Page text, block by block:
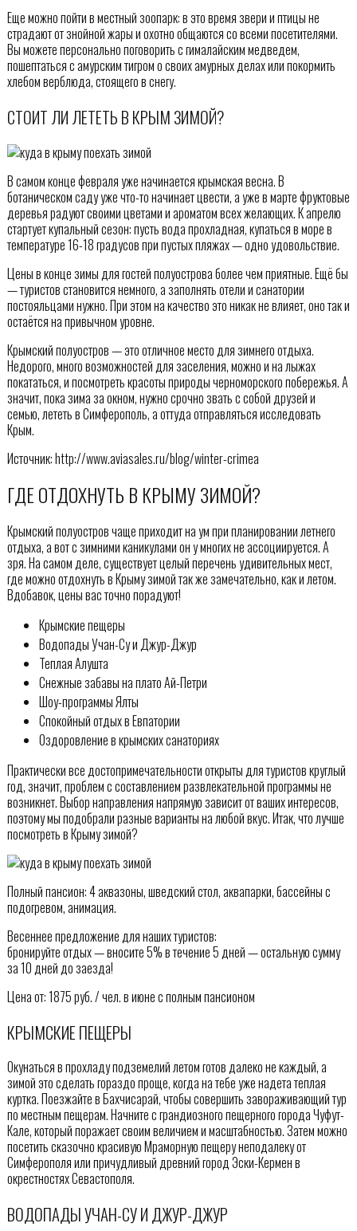
Еще можно пойти в местный зоопарк: в это время звери и птицы не
страдают от знойной жары и охотно общаются со всеми посетителями.
Вы можете персонально поговорить с гималайским медведем,
пошептаться с амурским тигром о своих амурных делах или покормить
хлебом верблюда, стоящего в снегу.
СТОИТ ЛИ ЛЕТЕТЬ В КРЫМ ЗИМОЙ?
В самом конце февраля уже начинается крымская весна. В
ботаническом саду уже что-то начинает цвести, а уже в марте фруктовые
деревья радуют своими цветами и ароматом всех желающих. К апрелю
стартует купальный сезон: пусть вода прохладная, купаться в море в
температуре 16-18 градусов при пустых пляжах — одно удовольствие.
Цены в конце зимы для гостей полуострова более чем приятные. Ещё бы
— туристов становится немного, а заполнять отели и санатории
постояльцами нужно. При этом на качество это никак не влияет, оно так и
остаётся на привычном уровне.
Крымский полуостров — это отличное место для зимнего отдыха.
Недорого, много возможностей для заселения, можно и на лыжах
покататься, и посмотреть красоты природы черноморского побережья. А
значит, пока зима за окном, нужно срочно звать с собой друзей и
семью, лететь в Симферополь, а оттуда отправляться исследовать
Крым.
Источник: http://www.aviasales.ru/blog/winter-crimea
ГДЕ ОТДОХНУТЬ В КРЫМУ ЗИМОЙ?
Крымский полуостров чаще приходит на ум при планировании летнего
отдыха, а вот с зимними каникулами он у многих не ассоциируется. А
зря. На самом деле, существует целый перечень удивительных мест,
где можно отдохнуть в Крыму зимой так же замечательно, как и летом.
Вдобавок, цены вас точно порадуют!
Крымские пещеры
Водопады Учан-Су и Джур-Джур
Теплая Алушта
Снежные забавы на плато Ай-Петри
Шоу-программы Ялты
Спокойный отдых в Евпатории
Оздоровление в крымских санаториях
Практически все достопримечательности открыты для туристов круглый
год, значит, проблем с составлением развлекательной программы не
возникнет. Выбор направления напрямую зависит от ваших интересов,
поэтому мы подобрали разные варианты на любой вкус. Итак, что лучше
посмотреть в Крыму зимой?
Полный пансион: 4 аквазоны, шведский стол, аквапарки, бассейны с
подогревом, анимация.
Весеннее предложение для наших туристов:
бронируйте отдых — вносите 5% в течение 5 дней — остальную сумму
за 10 дней до заезда!
Цена от: 1875 руб. / чел. в июне с полным пансионом
КРЫМСКИЕ ПЕЩЕРЫ
Окунаться в прохладу подземелий летом готов далеко не каждый, а
зимой это сделать гораздо проще, когда на тебе уже надета теплая
куртка. Поезжайте в Бахчисарай, чтобы совершить завораживающий тур
по местным пещерам. Начните с грандиозного пещерного города Чуфут-
Кале, который поражает своим величием и масштабностью. Затем можно
посетить сказочно красивую Мраморную пещеру неподалеку от
Симферополя или причудливый древний город Эски-Кермен в
окрестностях Севастополя.
ВОДОПАДЫ УЧАН-СУ И ДЖУР-ДЖУР